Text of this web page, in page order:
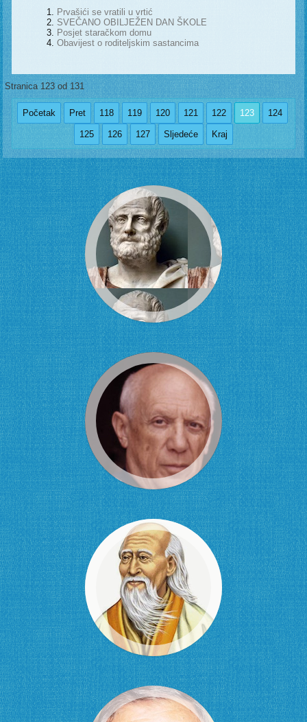
Prvašići se vratili u vrtić
SVEČANO OBILJEŽEN DAN ŠKOLE
Posjet staračkom domu
Obavijest o roditeljskim sastancima
Stranica 123 od 131
Početak Pret 118 119 120 121 122 123 124
125 126 127 Sljedeće Kraj